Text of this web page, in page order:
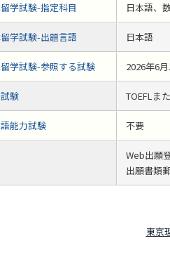
学試験-指定科目 日本語、
学試験-出題言語 日本語
学試験-参照する試験 2026年6
験 TOEFLま
能力試験 不要
Web出願
出願書類
東京